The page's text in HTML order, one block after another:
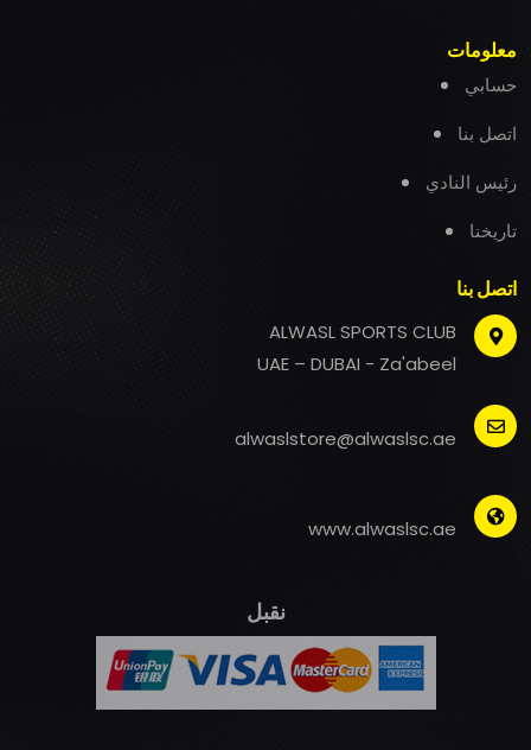
معلومات
حسابي
اتصل بنا
رئيس النادي
تاريخنا
اتصل بنا
ALWASL SPORTS CLUB
UAE – DUBAI - Za'abeel
alwaslstore@alwaslsc.ae
www.alwaslsc.ae
نقبل